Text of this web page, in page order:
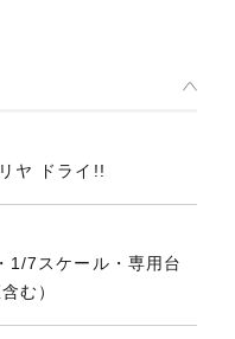
ヤ ドライ!!
1/7スケール・専用台
む）